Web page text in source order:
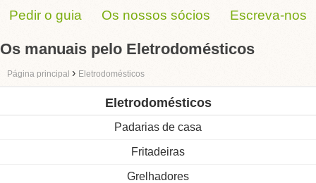
Pedir o guia
Os nossos sócios Escreva-nos
Os manuais pelo Eletrodomésticos
Página principal › Eletrodomésticos
Eletrodomésticos
Padarias de casa
Fritadeiras
Grelhadores